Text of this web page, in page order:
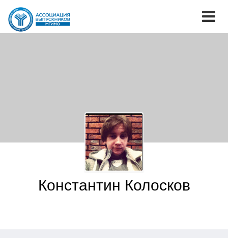
Константин Колосков